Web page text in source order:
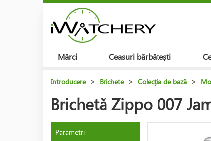
Mărci Ceasuri bărbătești
Introducere > Brichete > Colecția de bază >
Brichetă Zippo 007
Parametri